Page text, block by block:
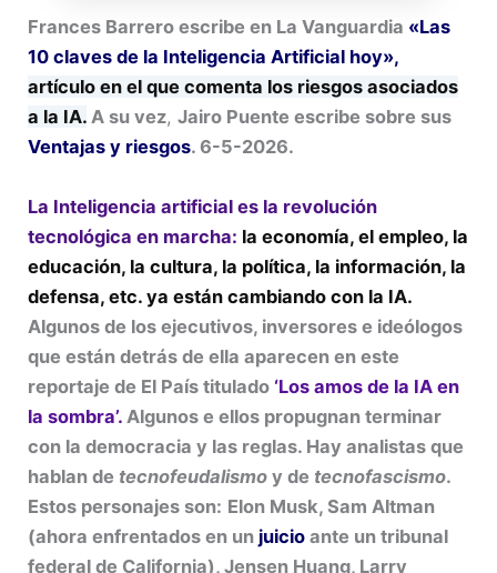
Frances Barrero escribe en La Vanguardia «Las
10 claves de la Inteligencia Artificial hoy»,
artículo en el que comenta los riesgos asociados
a la IA. A su vez,Jairo Puente escribe sobre sus
Ventajas y riesgos. 6-5-2026.
La Inteligencia artificial es la revolución
tecnológica en marcha: la economía, el empleo, la
educación, la cultura, la política, la información, la
defensa, etc. ya están cambiando con la IA.
Algunos de los ejecutivos, inversores e ideólogos
que están detrás de ella aparecen en este
reportaje de El País titulado ‘Los amos de la IA en
la sombra’. Algunos e ellos propugnan terminar
con la democracia y las reglas. Hay analistas que
hablan de tecnofeudalismo y de tecnofascismo.
Estos personajes son: Elon Musk, Sam Altman
(ahora enfrentados en un juicio ante un tribunal
federal de California), Jensen Huang, Larry